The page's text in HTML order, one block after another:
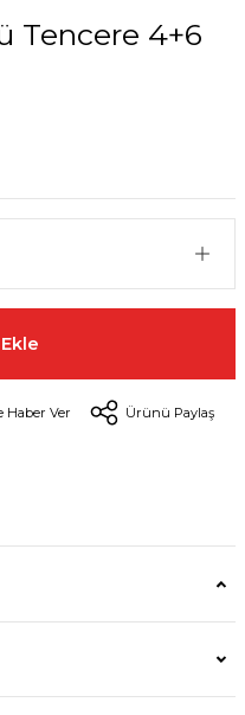
Tencere 4+6
Haber Ver Ürünü Paylaş